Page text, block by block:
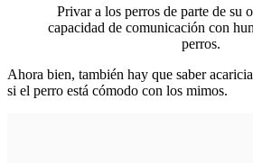
Privar a los perros de parte de su
capacidad de comunicación con
perros.
Ahora bien, también hay que saber
si el perro está cómodo con los mimos.